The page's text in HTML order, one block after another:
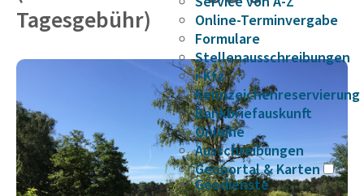
Online-Terminvergabe
Formulare
Stellenausschreibungen
i-Kfz
Kennzeichenreservierung
Bankbriefauskunft
Onleihe
Ausschreibungen
Geoportal & Karten
Geodienste
Tages­ge­bühr)